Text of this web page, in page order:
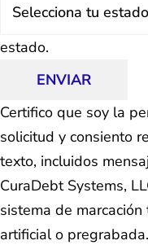
estado.
ENVIAR
Certifico que soy la
solicitud y consiento
texto, incluidos
CuraDebt Systems,
sistema de
artificial o